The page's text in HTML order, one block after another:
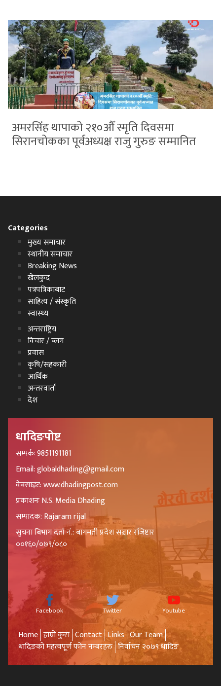
अमरसिंह थापाको २१०औँ स्मृति दिवसमा
सिरानचोकका पूर्वअध्यक्ष राजु गुरुङ सम्मानित
Categories
मुख्य समाचार
स्थानीय समाचार
Breaking News
खेलकुद
पत्रपत्रिकाबाट
साहित्य / संस्कृति
स्वास्थ्य
अन्तराष्ट्रिय
विचार / ब्लग
प्रवास
कृषि/सहकारी
आर्थिक
अन्तरवार्ता
देश
धादिङपोष्ट
सम्पर्कः 9851191181
Email: globaldhading@gmail.com
वेबसाइट: www.dhadingpost.com
प्रकाशनः N.S. Media Dhading
सम्पादक: Rajaram rijal
सुचना बिभाग दर्ता नं.: बागमती प्रदेश सञ्चार रजिष्टार
००१६०/०७९/०८०
Facebook Twitter Youtube
Home हाम्रो कुरा Contact Links Our Team
धादिङको महत्वपूर्ण फोन नम्बरहरु निर्वाचन २०७९ धादिङ